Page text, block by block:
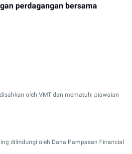
perdagangan bersama
oleh VMT dan mematuhi piawaian
dilindungi oleh Dana Pampasan Financial